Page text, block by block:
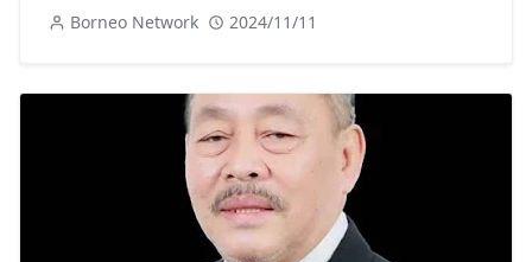
Borneo Network 2024/11/11